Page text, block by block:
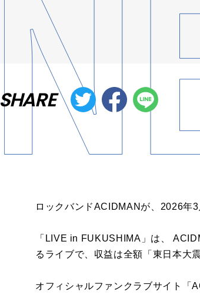
SHARE
ロックバンドACIDMANが、2026年
「LIVE in FUKUSHIMA」は、
るライブで、収益は全額「東日本大
オフィシャルファンクラブサイト「